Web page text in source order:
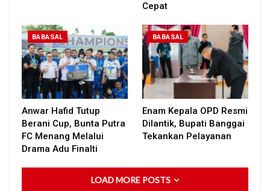
Cepat
BABASAL
Anwar Hafid Tutup
Berani Cup, Bunta Putra
FC Menang Melalui
Drama Adu Finalti
BABASAL
Enam Kepala OPD Resmi
Dilantik, Bupati Banggai
Tekankan Pelayanan
LOAD MORE POSTS